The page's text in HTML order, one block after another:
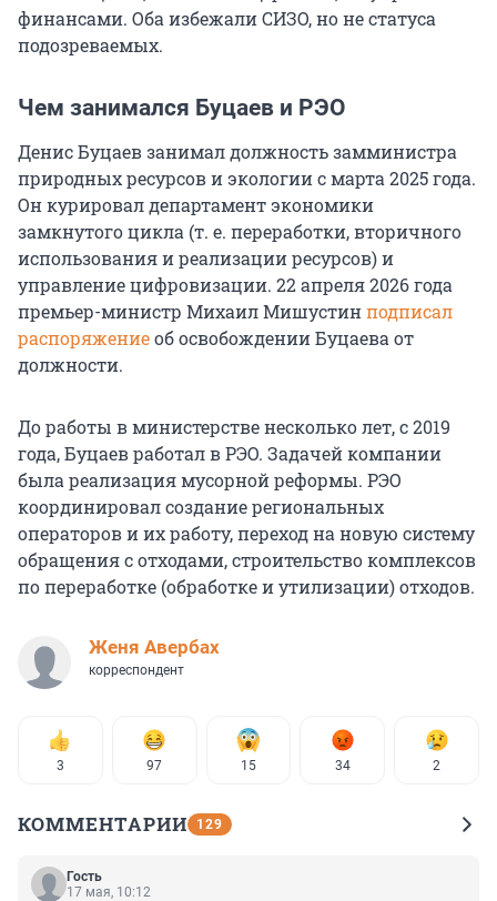
финансами. Оба избежали СИЗО, но не статуса
подозреваемых.
Чем занимался Буцаев и РЭО
Денис Буцаев занимал должность замминистра
природных ресурсов и экологии с марта 2025 года.
Он курировал департамент экономики
замкнутого цикла (т. е. переработки, вторичного
использования и реализации ресурсов) и
управление цифровизации. 22 апреля 2026 года
премьер-министр Михаил Мишустинподписал
распоряжениеоб освобождении Буцаева от
должности.
До работы в министерстве несколько лет, с 2019
года, Буцаев работал в РЭО. Задачей компании
была реализация мусорной реформы. РЭО
координировал создание региональных
операторов и их работу, переход на новую систему
обращения с отходами, строительство комплексов
по переработке (обработке и утилизации) отходов.
Женя Авербах
корреспондент
3 97 15 34 2
КОММЕНТАРИИ 129
Гость
17 мая, 10:12